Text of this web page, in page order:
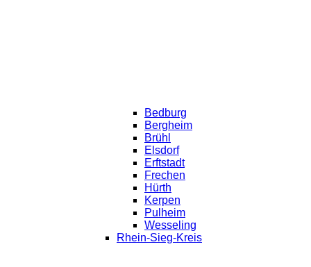
Bedburg
Bergheim
Brühl
Elsdorf
Erftstadt
Frechen
Hürth
Kerpen
Pulheim
Wesseling
Rhein-Sieg-Kreis